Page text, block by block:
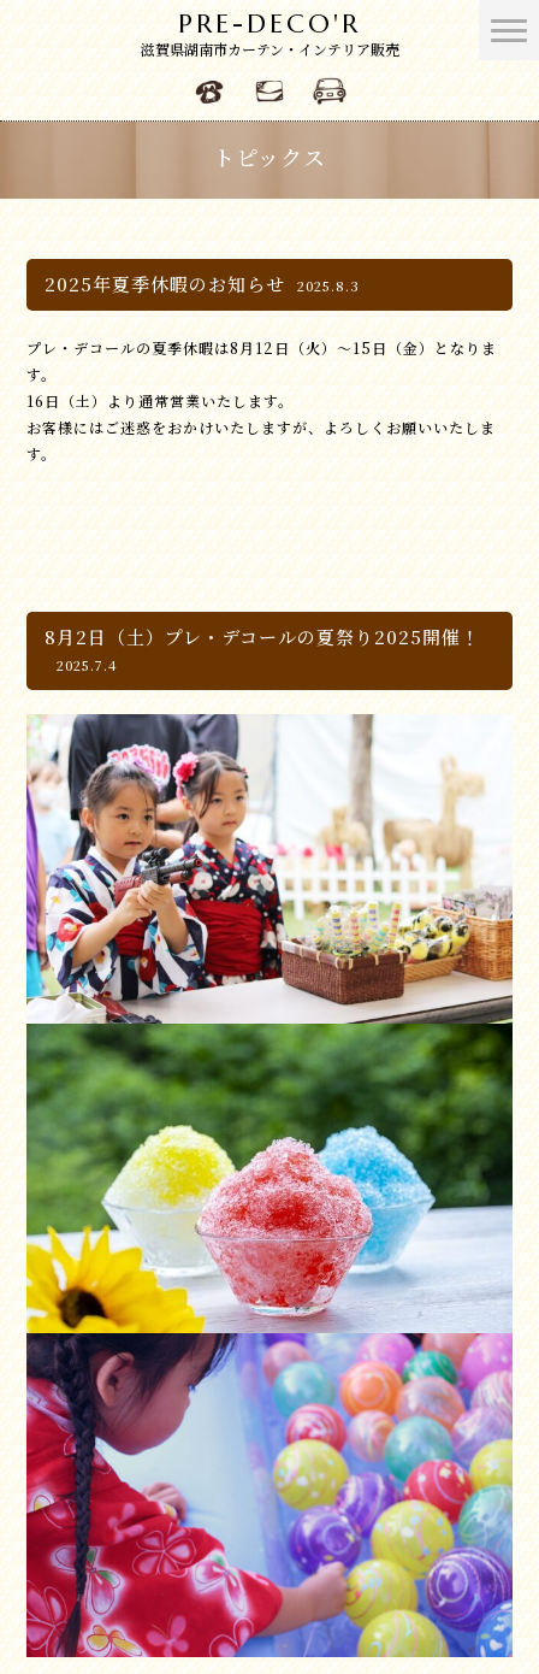
PRE-DECO'R
滋賀県湖南市カーテン・インテリア販売
トピックス
2025年夏季休暇のお知らせ 2025.8.3
プレ・デコールの夏季休暇は8月12日（火）～15日（金）となりま
す。
16日（土）より通常営業いたします。
お客様にはご迷惑をおかけいたしますが、よろしくお願いいたしま
す。
8月2日（土）プレ・デコールの夏祭り2025開催！
2025.7.4